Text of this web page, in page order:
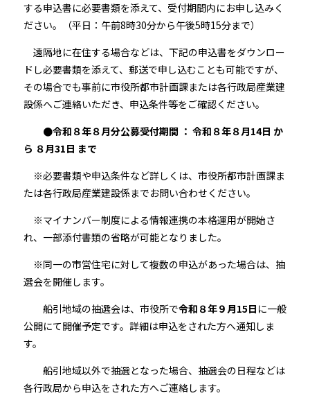
する申込書に必要書類を添えて、受付期間内にお申し込みく
ださい。（平日：午前8時30分から午後5時15分まで）
遠隔地に在住する場合などは、下記の申込書をダウンロー
ドし必要書類を添えて、郵送で申し込むことも可能ですが、
その場合でも事前に市役所都市計画課または各行政局産業建
設係へご連絡いただき、申込条件等をご確認ください。
●令和８年８月分公募受付期間 ： 令和８年８月14日 か
ら ８月31日 まで
※必要書類や申込条件など詳しくは、市役所都市計画課ま
たは各行政局産業建設係までお問い合わせください。
※マイナンバー制度による情報連携の本格運用が開始さ
れ、一部添付書類の省略が可能となりました。
※同一の市営住宅に対して複数の申込があった場合は、抽
選会を開催します。
船引地域の抽選会は、市役所で令和８年９月15日 に一般
公開にて開催予定です。詳細は申込をされた方へ通知しま
す。
船引地域以外で抽選となった場合、抽選会の日程などは
各行政局から申込をされた方へご連絡します。